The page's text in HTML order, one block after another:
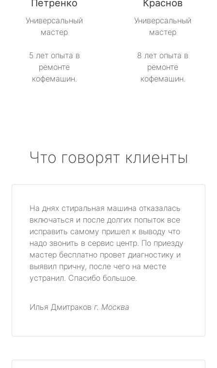
Петренко
Универсальный
мастер
5 лет опыта в
ремонте
кофемашин.
Краснов
Универсальный
мастер
8 лет опыта в
ремонте
кофемашин.
Что говорят клиенты
На днях стиральная машина отказалась
включаться и после долгих попыток все
исправить самому пришел к выводу что
надо звонить в сервис центр. По приезду
мастер бесплатно провет диагностику и
выявил причну, после чего на месте
устранил. Спасибо большое.
Илья Дмитраков г. Москва